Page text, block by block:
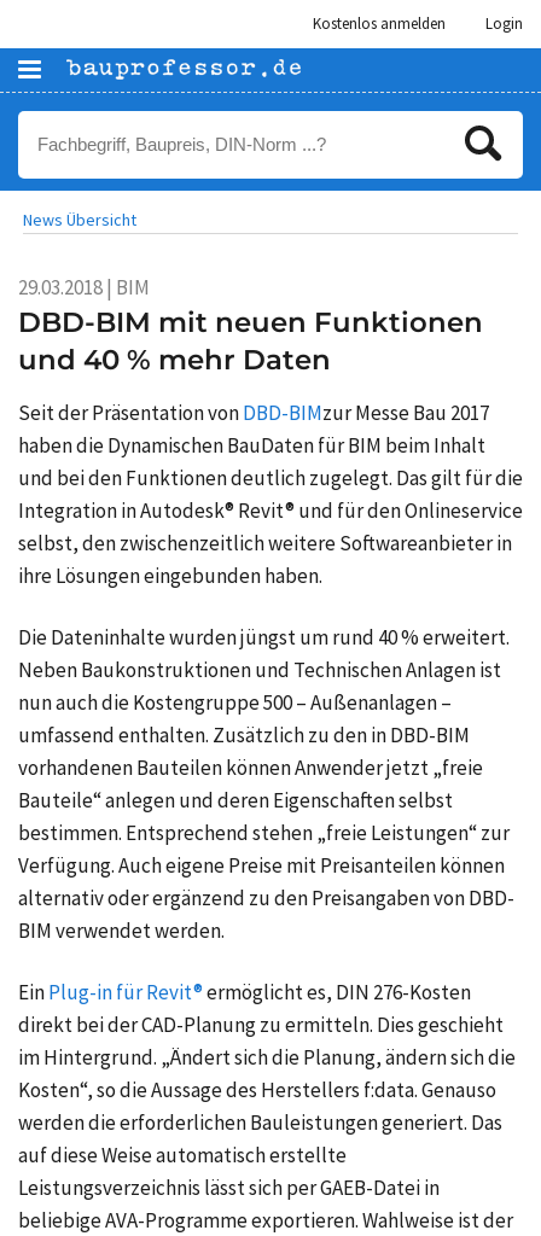
Kostenlos anmelden Login
News Übersicht
29.03.2018 | BIM
DBD-BIM mit neuen Funktionen
und 40 % mehr Daten
Seit der Präsentation vonDBD-BIMzur Messe Bau 2017
haben die Dynamischen BauDaten für BIM beim Inhalt
und bei den Funktionen deutlich zugelegt. Das gilt für die
Integration in Autodesk® Revit® und für den Onlineservice
selbst, den zwischenzeitlich weitere Softwareanbieter in
ihre Lösungen eingebunden haben.
Die Dateninhalte wurden jüngst um rund 40 % erweitert.
Neben Baukonstruktionen und Technischen Anlagen ist
nun auch die Kostengruppe 500 – Außenanlagen –
umfassend enthalten. Zusätzlich zu den in DBD-BIM
vorhandenen Bauteilen können Anwender jetzt „freie
Bauteile“ anlegen und deren Eigenschaften selbst
bestimmen. Entsprechend stehen „freie Leistungen“ zur
Verfügung. Auch eigene Preise mit Preisanteilen können
alternativ oder ergänzend zu den Preisangaben von DBD-
BIM verwendet werden.
EinPlug-in für Revit®ermöglicht es, DIN 276-Kosten
direkt bei der CAD-Planung zu ermitteln. Dies geschieht
im Hintergrund. „Ändert sich die Planung, ändern sich die
Kosten“, so die Aussage des Herstellers f:data. Genauso
werden die erforderlichen Bauleistungen generiert. Das
auf diese Weise automatisch erstellte
Leistungsverzeichnis lässt sich per GAEB-Datei in
beliebige AVA-Programme exportieren. Wahlweise ist der